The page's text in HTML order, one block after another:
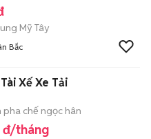
Mỹ Tây
Bắc
Xế Xe Tải
chế ngọc hân
đ/tháng